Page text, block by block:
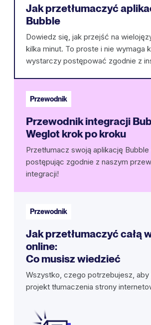
Jak przetłumaczyć
Bubble
Dowiedz się, jak przejść na
kilka minut. To proste i nie wymaga
wystarczy postępować zgodnie z
Przewodnik
Przewodnik integracji
Weglot krok po kroku
Przetłumacz swoją aplikację Bubble
postępując zgodnie z naszym
integracji!
Przewodnik
Jak przetłumaczyć całą
online:
Co musisz wiedzieć
Wszystko, czego potrzebujesz,
projekt tłumaczenia strony